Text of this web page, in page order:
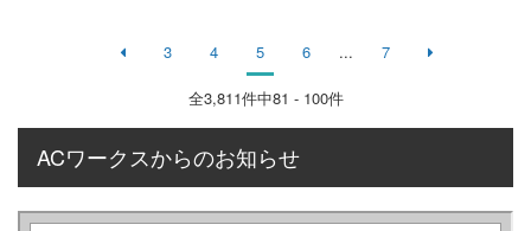
3 4 5 6 ... 7
全3,811件中81 - 100件
ACワークスからのお知らせ